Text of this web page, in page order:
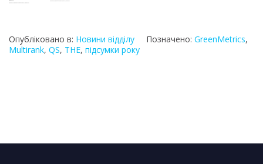
Опубліковано в: Новини відділу Позначено: GreenMetrics,
Multirank, QS, THE, підсумки року